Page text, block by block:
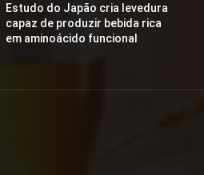
Estudo do Japão cria levedura
capaz de produzir bebida rica
em aminoácido funcional